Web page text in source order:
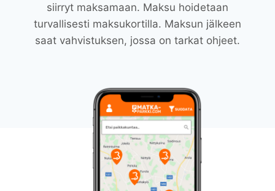
siirryt maksamaan. Maksu hoidetaan
turvallisesti maksukortilla. Maksun jälkeen
saat vahvistuksen, jossa on tarkat ohjeet.